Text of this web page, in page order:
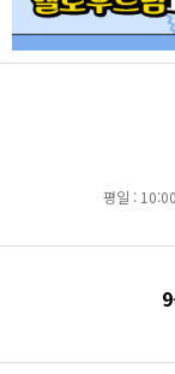
평일 :